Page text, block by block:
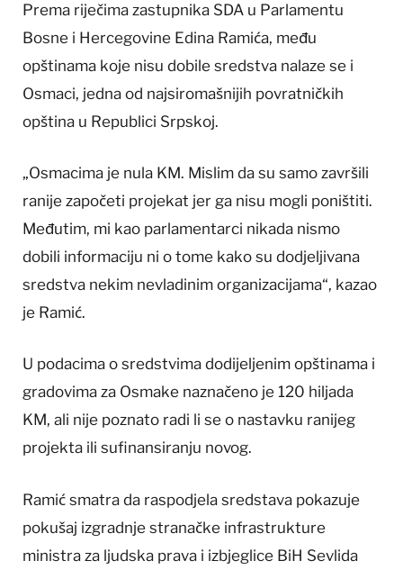
Prema riječima zastupnika SDA u Parlamentu
Bosne i Hercegovine Edina Ramića, među
opštinama koje nisu dobile sredstva nalaze se i
Osmaci, jedna od najsiromašnijih povratničkih
opština u Republici Srpskoj.
„Osmacima je nula KM. Mislim da su samo završili
ranije započeti projekat jer ga nisu mogli poništiti.
Međutim, mi kao parlamentarci nikada nismo
dobili informaciju ni o tome kako su dodjeljivana
sredstva nekim nevladinim organizacijama“, kazao
je Ramić.
U podacima o sredstvima dodijeljenim opštinama i
gradovima za Osmake naznačeno je 120 hiljada
KM, ali nije poznato radi li se o nastavku ranijeg
projekta ili sufinansiranju novog.
Ramić smatra da raspodjela sredstava pokazuje
pokušaj izgradnje stranačke infrastrukture
ministra za ljudska prava i izbjeglice BiH Sevlida